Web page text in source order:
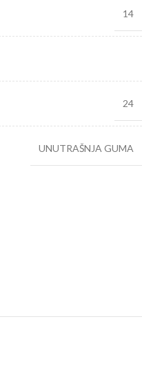
14
24
UNUTRAŠNJA GUMA